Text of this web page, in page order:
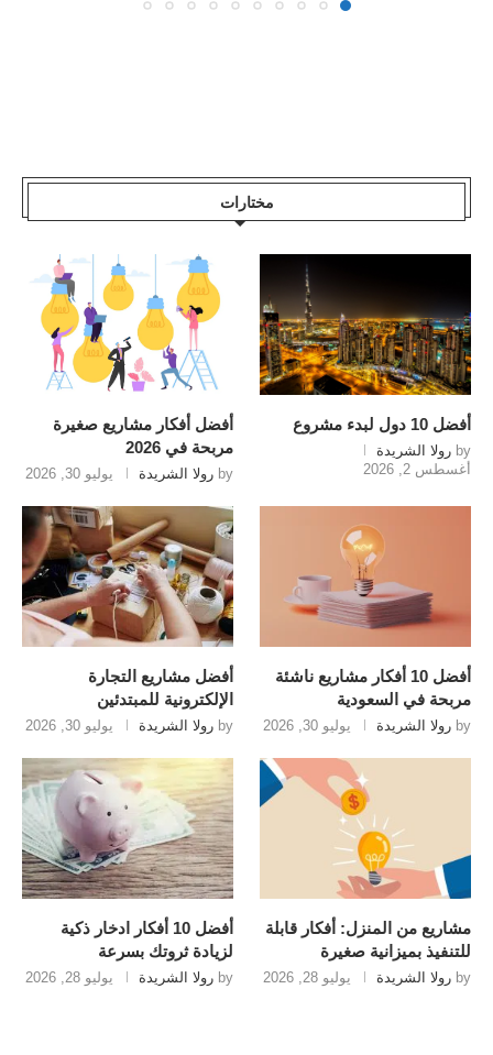
مختارات
أفضل 10 دول لبدء مشروع
by رولا الشريدة
أغسطس 2, 2026
أفضل أفكار مشاريع صغيرة
مربحة في 2026
by رولا الشريدة يوليو 30, 2026
أفضل 10 أفكار مشاريع ناشئة
مربحة في السعودية
by رولا الشريدة يوليو 30, 2026
أفضل مشاريع التجارة
الإلكترونية للمبتدئين
by رولا الشريدة يوليو 30, 2026
مشاريع من المنزل: أفكار قابلة
للتنفيذ بميزانية صغيرة
by رولا الشريدة يوليو 28, 2026
أفضل 10 أفكار ادخار ذكية
لزيادة ثروتك بسرعة
by رولا الشريدة يوليو 28, 2026